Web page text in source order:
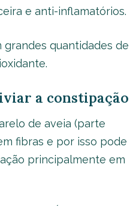
e anti-inflamatórios.
quantidades de
a constipação
de aveia (parte
fibras e por isso pode
principalmente em